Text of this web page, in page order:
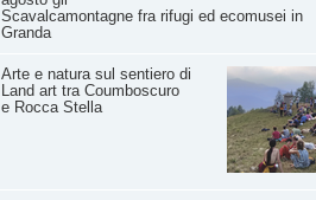
Scavalcamontagne fra rifugi ed ecomusei in
Granda
Arte e natura sul sentiero di
Land art tra Coumboscuro
e Rocca Stella